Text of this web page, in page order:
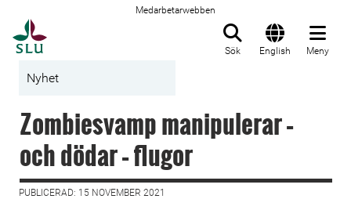
Medarbetarwebben
Sök English Meny
Nyhet
Zombiesvamp manipulerar –
och dödar – flugor
PUBLICERAD: 15 NOVEMBER 2021